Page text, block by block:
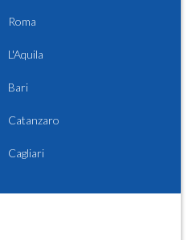
Roma
L'Aquila
Bari
Catanzaro
Cagliari